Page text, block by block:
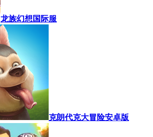
龙族幻想国际服
克朗代克大冒险安卓版